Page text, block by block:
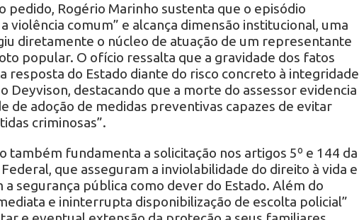
pedido, Rogério Marinho sustenta que o episódio
violência comum” e alcança dimensão institucional, uma
diretamente o núcleo de atuação de um representante
popular. O ofício ressalta que a gravidade dos fatos
resposta do Estado diante do risco concreto à integridade
Deyvison, destacando que a morte do assessor evidencia
de adoção de medidas preventivas capazes de evitar
criminosas”.
também fundamenta a solicitação nos artigos 5º e 144 da
que asseguram a inviolabilidade do direito à vida e
a segurança pública como dever do Estado. Além do
e ininterrupta disponibilização de escolta policial”